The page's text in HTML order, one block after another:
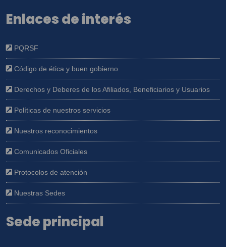
Enlaces de interés
PQRSF
Código de ética y buen gobierno
Derechos y Deberes de los Afiliados, Beneficiarios y Usuarios
Políticas de nuestros servicios
Nuestros reconocimientos
Comunicados Oficiales
Protocolos de atención
Nuestras Sedes
Sede principal